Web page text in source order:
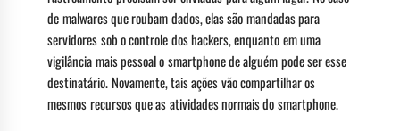
de malwares que roubam dados, elas são mandadas para
servidores sob o controle dos hackers, enquanto em uma
vigilância mais pessoal o smartphone de alguém pode ser esse
destinatário. Novamente, tais ações vão compartilhar os
mesmos recursos que as atividades normais do smartphone.